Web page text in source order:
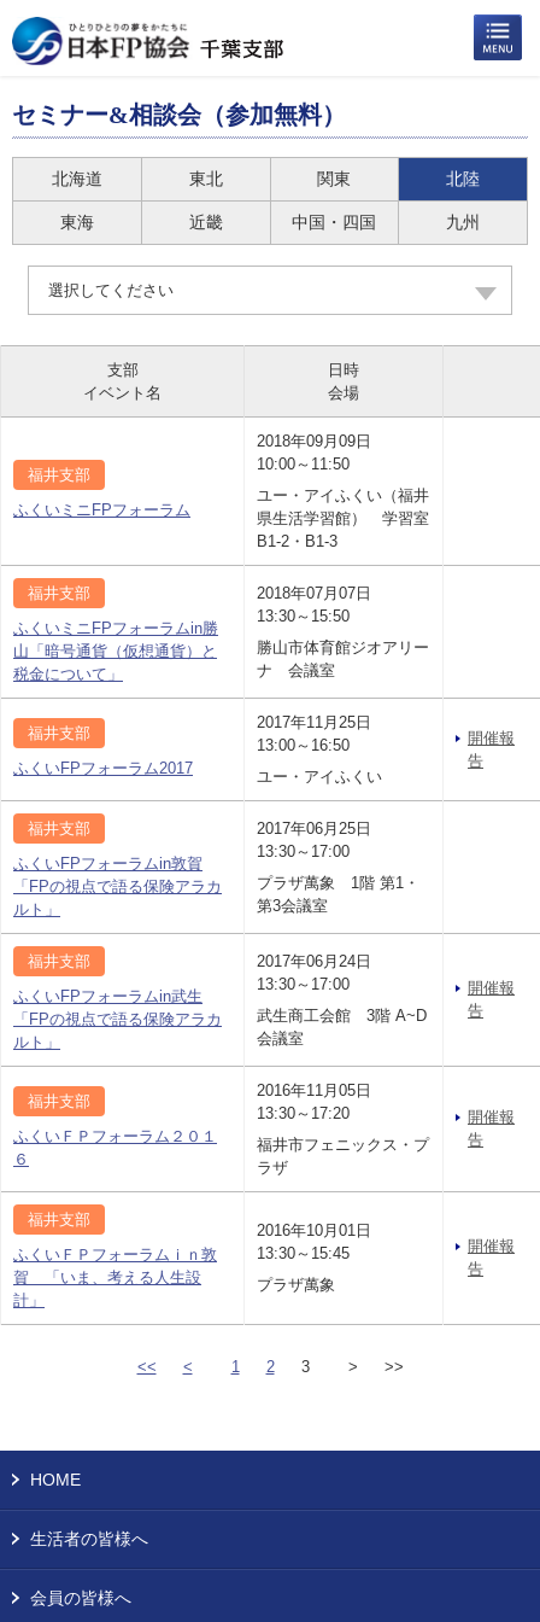
セミナー&相談会（参加無料）
北海道 東北 関東 北陸
東海 近畿 中国・四国 九州
選択してください
支部
イベント名
日時
会場
福井支部
ふくいミニFPフォーラム
2018年09月09日
10:00～11:50
ユー・アイふくい（福井
県生活学習館） 学習室
B1-2・B1-3
福井支部
ふくいミニFPフォーラムin勝
山「暗号通貨（仮想通貨）と
税金について」
2018年07月07日
13:30～15:50
勝山市体育館ジオアリー
ナ 会議室
福井支部
ふくいFPフォーラム2017
2017年11月25日
13:00～16:50
ユー・アイふくい
開催報
告
福井支部
ふくいFPフォーラムin敦賀
「FPの視点で語る保険アラカ
ルト」
2017年06月25日
13:30～17:00
プラザ萬象 1階 第1・
第3会議室
福井支部
ふくいFPフォーラムin武生
「FPの視点で語る保険アラカ
ルト」
2017年06月24日
13:30～17:00
武生商工会館 3階 A~D
会議室
開催報
告
福井支部
ふくいＦＰフォーラム２０１
６
2016年11月05日
13:30～17:20
福井市フェニックス・プ
ラザ
開催報
告
福井支部
ふくいＦＰフォーラムｉｎ敦
賀 「いま、考える人生設
計」
2016年10月01日
13:30～15:45
プラザ萬象
開催報
告
<< < 1 2 3 > >>
HOME
生活者の皆様へ
会員の皆様へ